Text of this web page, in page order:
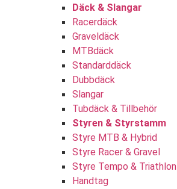
Däck & Slangar
Racerdäck
Graveldäck
MTBdäck
Standarddäck
Dubbdäck
Slangar
Tubdäck & Tillbehör
Styren & Styrstamm
Styre MTB & Hybrid
Styre Racer & Gravel
Styre Tempo & Triathlon
Handtag